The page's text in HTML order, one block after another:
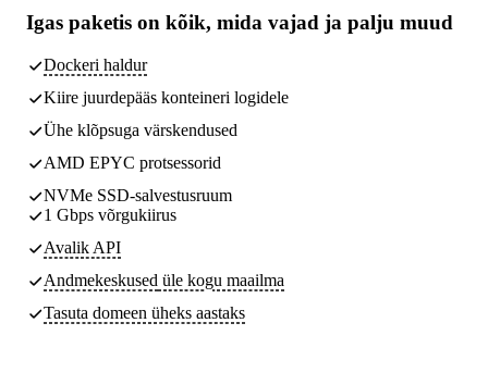
Igas paketis on kõik, mida vajad ja palju muud
Dockeri haldur
Kiire juurdepääs konteineri logidele
Ühe klõpsuga värskendused
AMD EPYC protsessorid
NVMe SSD-salvestusruum
1 Gbps võrgukiirus
Avalik API
Andmekeskused üle kogu maailma
Tasuta domeen üheks aastaks